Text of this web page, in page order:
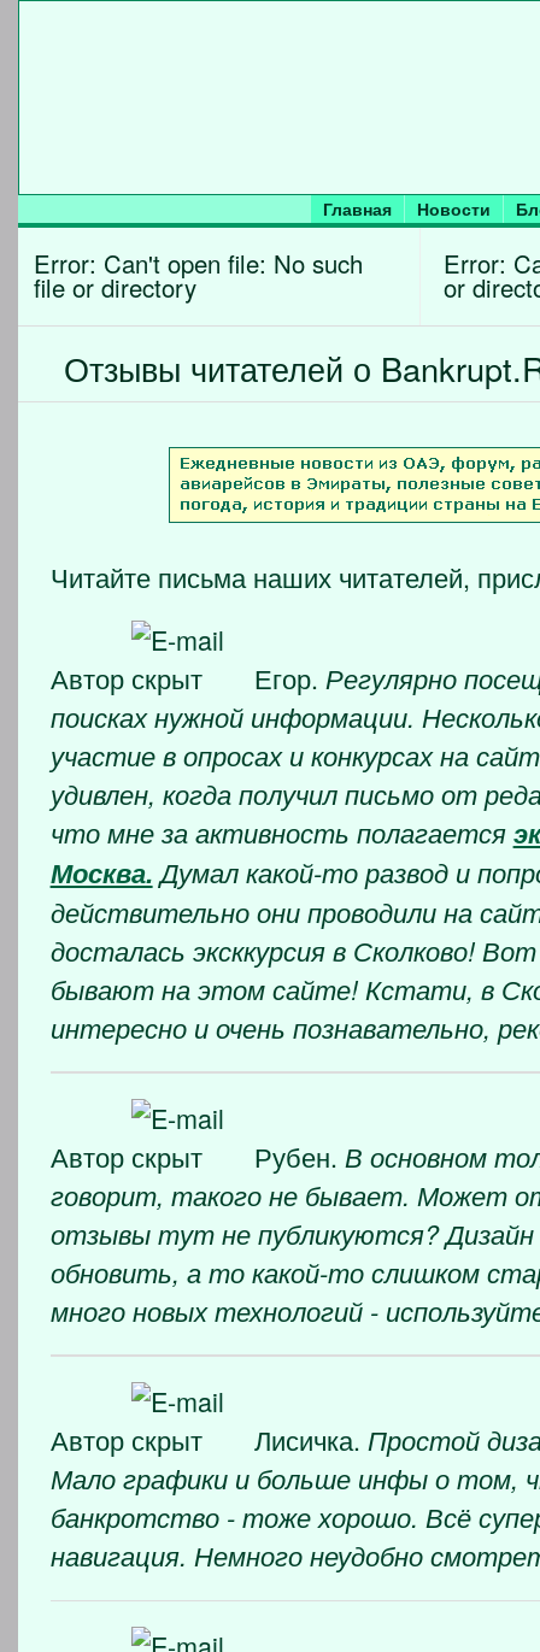
Главная Новости
Error: Can't open file: No such
file or directory
Error:
or
Отзывы читателей о
Читайте письма наших читателей,
Автор Егор. Регулярно
поисках нужной информации.
участие в опросах и конкурсах на
удивлен, когда получил письмо от
что мне за активность полагается
Москва. Думал какой-то развод и
действительно они проводили на
досталась эксккурсия в Сколково!
бывают на этом сайте! Кстати, в
интересно и очень познавательно,
Автор Рубен. В основном
говорит, такого не бывает. Может
отзывы тут не публикуются?
обновить, а то какой-то слишком
много новых технологий -
Автор Лисичка. Простой
Мало графики и больше инфы о том,
банкротство - тоже хорошо. Всё
навигация. Немного неудобно